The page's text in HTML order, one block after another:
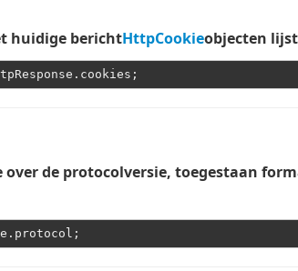
huidige berichtHttpCookieobjecten lijst
de protocolversie, toegestaan